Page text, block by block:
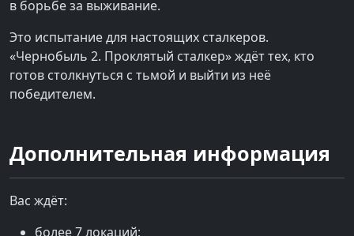
в борьбе за выживание.
Это испытание для настоящих сталкеров.
«Чернобыль 2. Проклятый сталкер» ждёт тех, кто
готов столкнуться с тьмой и выйти из неё
победителем.
Дополнительная информация
Вас ждёт:
более 7 локаций;